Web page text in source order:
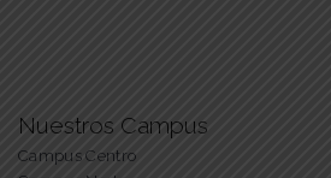
Nuestros Campus
Campus Centro